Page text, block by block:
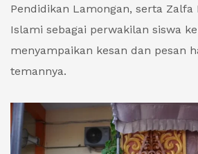
Pendidikan Lamongan, serta Zalfa
Islami sebagai perwakilan siswa
menyampaikan kesan dan pesan
temannya.